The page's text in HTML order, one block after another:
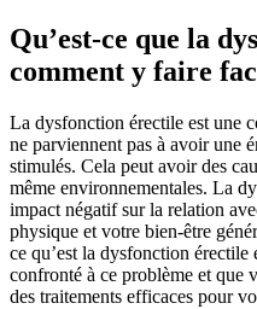
Qu’est-ce que la
comment y faire
La dysfonction érectile est une
ne parviennent pas à avoir une
stimulés. Cela peut avoir des
même environnementales. La
impact négatif sur la relation
physique et votre bien-être
ce qu’est la dysfonction
confronté à ce problème et que
des traitements efficaces pour